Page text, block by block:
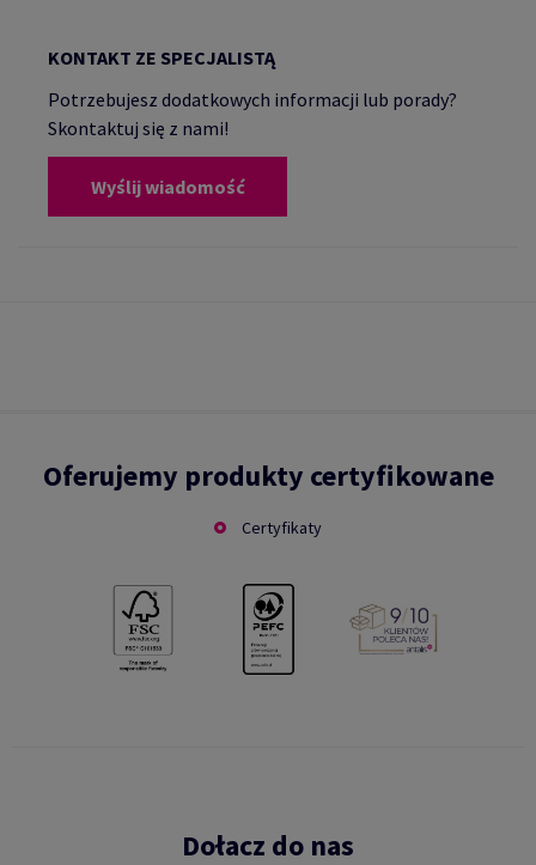
KONTAKT ZE SPECJALISTĄ
Potrzebujesz dodatkowych informacji lub porady?
Skontaktuj się z nami!
Wyślij wiadomość
Oferujemy produkty certyfikowane
Certyfikaty
Dołacz do nas